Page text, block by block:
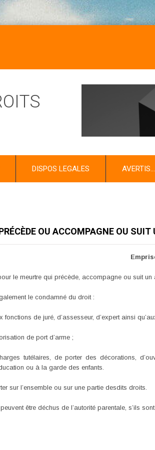
DISPOS LEGALES AVERTIS…
OU ACCOMPAGNE OU SUIT
le meurtre qui précède, accompagne ou suit un
le condamné du droit :
fonctions de juré, d’assesseur, d’expert ainsi
de port d’arme ;
tutélaires, de porter des décorations,
ou à la garde des enfants.
sur l’ensemble ou sur une partie desdits droits.
être déchus de l’autorité parentale, s’ils